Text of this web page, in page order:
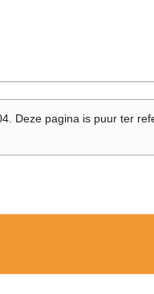
Deze pagina is puur ter